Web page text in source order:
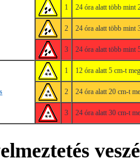
1 24 óra alatt több mint
2 24 óra alatt több mint
3 24 óra alatt több mint
1 12 óra alatt 5 cm-t
2 24 óra alatt 20 cm-t
3 24 óra alatt 30 cm-t